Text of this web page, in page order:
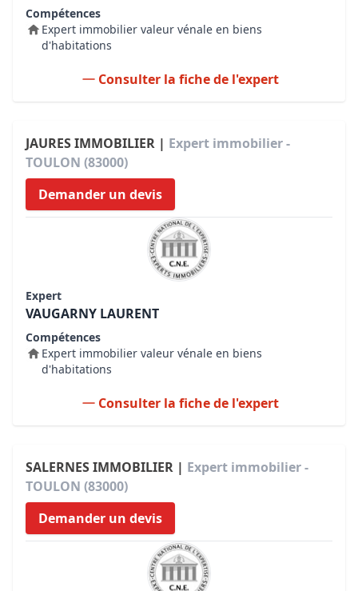
Compétences
Expert immobilier valeur vénale en biens
d'habitations
Consulter la fiche de l'expert
JAURES IMMOBILIER | Expert immobilier -
TOULON (83000)
Demander un devis
Expert
VAUGARNY LAURENT
Compétences
Expert immobilier valeur vénale en biens
d'habitations
Consulter la fiche de l'expert
SALERNES IMMOBILIER | Expert immobilier -
TOULON (83000)
Demander un devis